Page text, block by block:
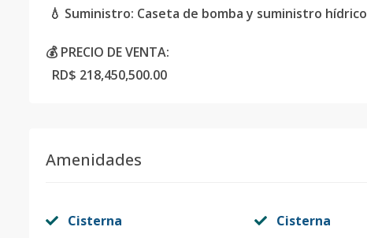
💧 Suministro: Caseta de bomba y suministro hídrico
💰 PRECIO DE VENTA:
RD$ 218,450,500.00
Amenidades
Cisterna Cisterna